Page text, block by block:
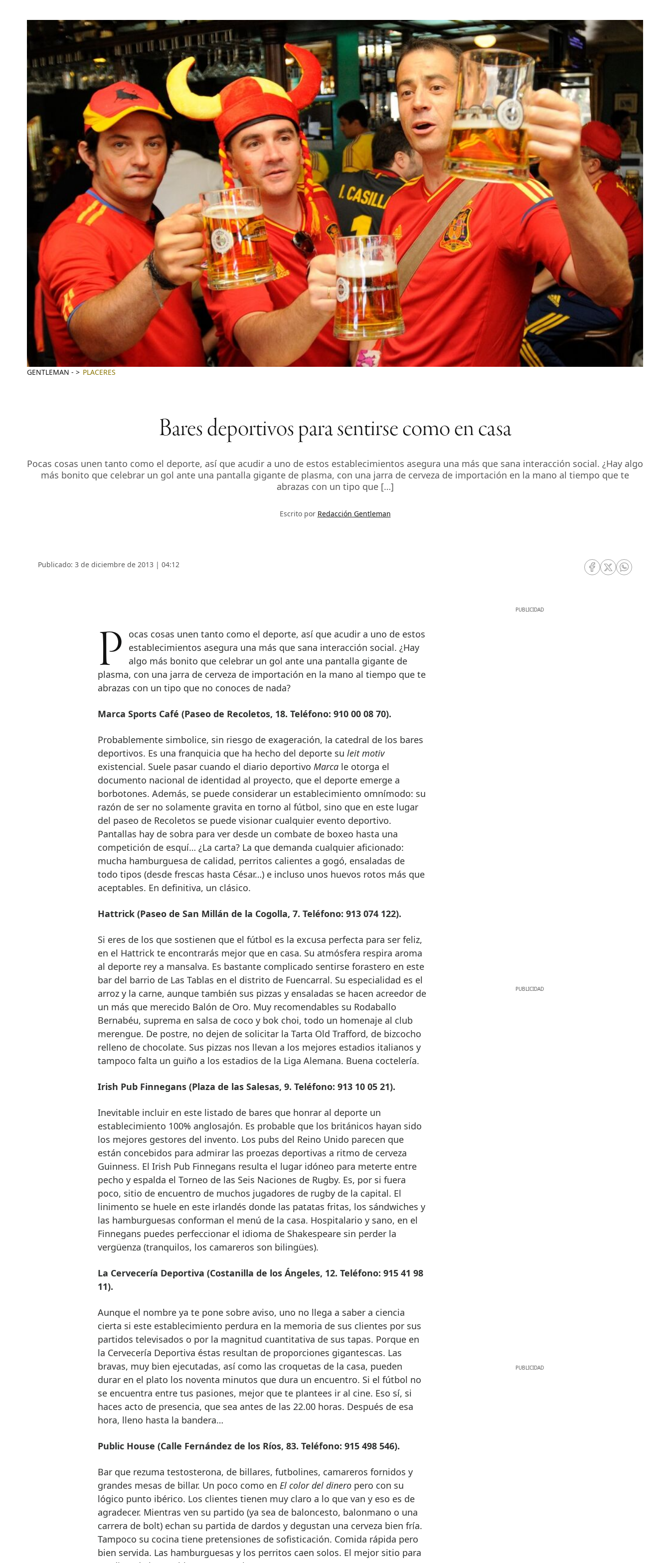
GENTLEMAN - PLACERES
Bares deportivos para sentirse como en casa
Pocas cosas unen tanto como el deporte, así que acudir a uno de estos establecimientos asegura una más que sana interacción social. ¿Hay algo
más bonito que celebrar un gol ante una pantalla gigante de plasma, con una jarra de cerveza de importación en la mano al tiempo que te
abrazas con un tipo que […]
Escrito por Redacción Gentleman
Publicado: 3 de diciembre de 2013 | 04:12
RRSS Facebook
RRSS Twitter
RRSS
Pocas cosas unen tanto como el deporte, así que acudir a uno de estos
establecimientos asegura una más que sana interacción social. ¿Hay
algo más bonito que celebrar un gol ante una pantalla gigante de
plasma, con una jarra de cerveza de importación en la mano al tiempo que te
abrazas con un tipo que no conoces de nada?
Marca Sports Café (Paseo de Recoletos, 18. Teléfono: 910 00 08 70).
Probablemente simbolice, sin riesgo de exageración, la catedral de los bares
deportivos. Es una franquicia que ha hecho del deporte su leit motiv
existencial. Suele pasar cuando el diario deportivo Marcale otorga el
documento nacional de identidad al proyecto, que el deporte emerge a
borbotones. Además, se puede considerar un establecimiento omnímodo: su
razón de ser no solamente gravita en torno al fútbol, sino que en este lugar
del paseo de Recoletos se puede visionar cualquier evento deportivo.
Pantallas hay de sobra para ver desde un combate de boxeo hasta una
competición de esquí… ¿La carta? La que demanda cualquier aficionado:
mucha hamburguesa de calidad, perritos calientes a gogó, ensaladas de
todo tipos (desde frescas hasta César…) e incluso unos huevos rotos más que
aceptables. En definitiva, un clásico.
Hattrick (Paseo de San Millán de la Cogolla, 7. Teléfono: 913 074 122).
Si eres de los que sostienen que el fútbol es la excusa perfecta para ser feliz,
en el Hattrick te encontrarás mejor que en casa. Su atmósfera respira aroma
al deporte rey a mansalva. Es bastante complicado sentirse forastero en este
bar del barrio de Las Tablas en el distrito de Fuencarral. Su especialidad es el
arroz y la carne, aunque también sus pizzas y ensaladas se hacen acreedor de
un más que merecido Balón de Oro. Muy recomendables su Rodaballo
Bernabéu, suprema en salsa de coco y bok choi, todo un homenaje al club
merengue. De postre, no dejen de solicitar la Tarta Old Trafford, de bizcocho
relleno de chocolate. Sus pizzas nos llevan a los mejores estadios italianos y
tampoco falta un guiño a los estadios de la Liga Alemana. Buena coctelería.
Irish Pub Finnegans (Plaza de las Salesas, 9. Teléfono: 913 10 05 21).
Inevitable incluir en este listado de bares que honrar al deporte un
establecimiento 100% anglosajón. Es probable que los británicos hayan sido
los mejores gestores del invento. Los pubs del Reino Unido parecen que
están concebidos para admirar las proezas deportivas a ritmo de cerveza
Guinness. El Irish Pub Finnegans resulta el lugar idóneo para meterte entre
pecho y espalda el Torneo de las Seis Naciones de Rugby. Es, por si fuera
poco, sitio de encuentro de muchos jugadores de rugby de la capital. El
linimento se huele en este irlandés donde las patatas fritas, los sándwiches y
las hamburguesas conforman el menú de la casa. Hospitalario y sano, en el
Finnegans puedes perfeccionar el idioma de Shakespeare sin perder la
vergüenza (tranquilos, los camareros son bilingües).
La Cervecería Deportiva (Costanilla de los Ángeles, 12. Teléfono: 915 41 98
11).
Aunque el nombre ya te pone sobre aviso, uno no llega a saber a ciencia
cierta si este establecimiento perdura en la memoria de sus clientes por sus
partidos televisados o por la magnitud cuantitativa de sus tapas. Porque en
la Cervecería Deportiva éstas resultan de proporciones gigantescas. Las
bravas, muy bien ejecutadas, así como las croquetas de la casa, pueden
durar en el plato los noventa minutos que dura un encuentro. Si el fútbol no
se encuentra entre tus pasiones, mejor que te plantees ir al cine. Eso sí, si
haces acto de presencia, que sea antes de las 22.00 horas. Después de esa
hora, lleno hasta la bandera…
Public House (Calle Fernández de los Ríos, 83. Teléfono: 915 498 546).
Bar que rezuma testosterona, de billares, futbolines, camareros fornidos y
grandes mesas de billar. Un poco como en El color del dineropero con su
lógico punto ibérico. Los clientes tienen muy claro a lo que van y eso es de
agradecer. Mientras ven su partido (ya sea de baloncesto, balonmano o una
carrera de bolt) echan su partida de dardos y degustan una cerveza bien fría.
Tampoco su cocina tiene pretensiones de sofisticación. Comida rápida pero
bien servida. Las hamburguesas y los perritos caen solos. El mejor sitio para